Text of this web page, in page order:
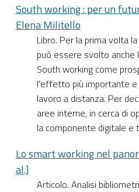
South working : per un
Elena Militello
Libro. Per la prima volta
può essere svolto anche
South working come
l'effetto più importante e
lavoro a distanza. Per
aree interne, in cerca di
la componente digitale e
Lo smart working nel
al.]
Articolo. Analisi